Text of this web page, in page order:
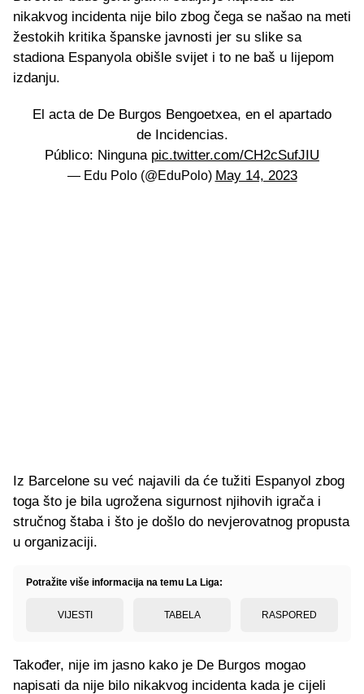
nikakvog incidenta nije bilo zbog čega se našao na meti
žestokih kritika španske javnosti jer su slike sa
stadiona Espanyola obišle svijet i to ne baš u lijepom
izdanju.
El acta de De Burgos Bengoetxea, en el apartado
de Incidencias.
Público: Ninguna pic.twitter.com/CH2cSufJIU
— Edu Polo (@EduPolo) May 14, 2023
Iz Barcelone su već najavili da će tužiti Espanyol zbog
toga što je bila ugrožena sigurnost njihovih igrača i
stručnog štaba i što je došlo do nevjerovatnog propusta
u organizaciji.
Potražite više informacija na temu La Liga:
VIJESTI TABELA RASPORED
Također, nije im jasno kako je De Burgos mogao
napisati da nije bilo nikakvog incidenta kada je cijeli